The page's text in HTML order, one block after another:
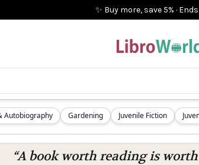
✨ Buy more, save 5% · Ends
Autobiography Gardening Juvenile Fiction
“A book worth reading is